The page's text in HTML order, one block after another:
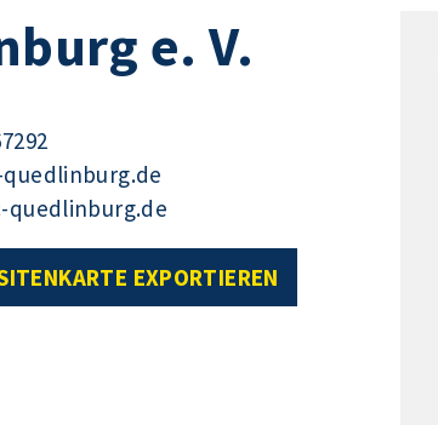
e. V.
quedlinburg.de
EXPORTIEREN